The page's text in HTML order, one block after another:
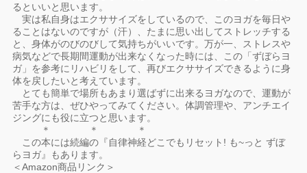
るといいと思います。
実は私自身はエクササイズをしているので、このヨガを毎日や
ることはないのですが（汗）、たまに思い出してストレッチする
と、身体がのびのびして気持ちがいいです。万が一、ストレスや
病気などで長期間運動が出来なくなった時には、この「ずぼらヨ
ガ」を参考にリハビリをして、再びエクササイズできるように身
体を戻したいと考えています。
とても簡単で場所もあまり選ばずに出来るヨガなので、運動が
苦手な方は、ぜひやってみてください。体調管理や、アンチエイ
ジングにも役に立つと思います。
＊ ＊ ＊
この本には続編の『自律神経どこでもリセット! も~っと ずぼ
らヨガ』もあります。
＜Amazon商品リンク＞